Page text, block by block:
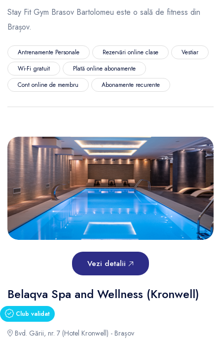
Stay Fit Gym Brasov Bartolomeu este o sală de fitness din
Brașov.
Antrenamente Personale Rezervări online clase
Vestiar
Wi-Fi gratuit
Plată online abonamente
Cont online de membru
Abonamente recurente
Vezi detalii
Belaqva Spa and Wellness (Kronwell)
Club validat
Bvd. Gării, nr. 7 (Hotel Kronwell) - Brașov